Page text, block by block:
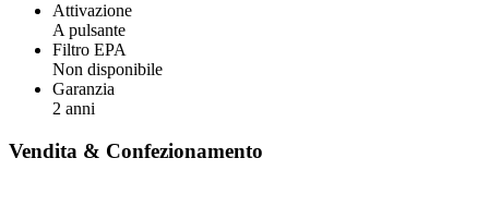
Attivazione
A pulsante
Filtro EPA
Non disponibile
Garanzia
2 anni
Vendita & Confezionamento